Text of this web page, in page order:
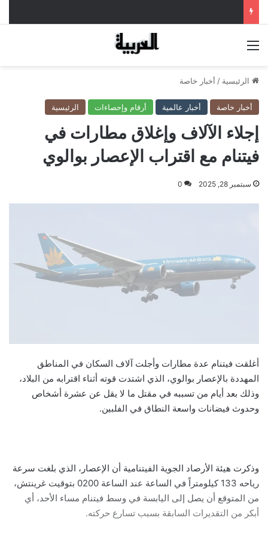
الرئيسية / أخبار خاصة
أخبار خاصة أخبار عالمية أرقام وإحصاءات الرئيسية
إجلاء الآلاف وإغلاق مطارات في
فيتنام مع اقتراب الإعصار بوالوي
سبتمبر 28, 2025 0
أغلقت فيتنام عدة مطارات وأجلت آلاف السكان في المناطق
المهددة بالإعصار بوالوي، الذي اشتدت قوته أثناء اقترابه من البلاد،
وذلك بعد أيام من تسببه في مقتل ما لا يقل عن عشرة أشخاص
وحدوث فيضانات واسعة النطاق في الفلبين.
وذكرت هيئة الأرصاد الجوية الفيتنامية أن الإعصار، الذي بلغت سرعة
رياحه 133 كيلومتراً في الساعة عند الساعة 0200 بتوقيت غرينتش،
من المتوقع أن يصل إلى اليابسة في وسط فيتنام مساء الأحد، أي
أبكر من التقديرات السابقة بسبب تسارع حركته.